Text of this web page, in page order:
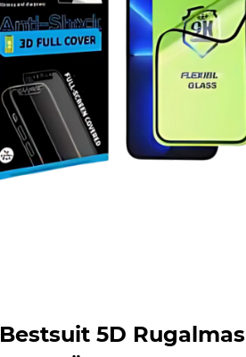
Bestsuit 5D Rugalmas